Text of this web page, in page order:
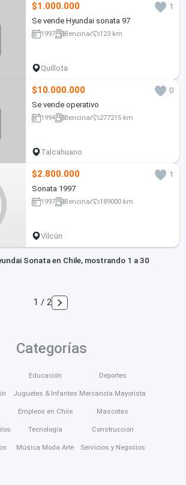
$1.000.000
1
Se vende Hyundai sonata 97
1997 Bencina 123 km
Quillota
$10.000.000
0
Se vende operativo
1994 Bencina 277215 km
Talcahuano
$2.800.000
1
Sonata 1997
1997 Bencina 189000 km
Vilcún
Sonata en Chile, mostrando 1 a 30
1 / 2
Categorías
Educación
Juguetes & Infantes
Empleos en Chile
Tecnología
Música Moda Arte
Deportes
Mercancía Mayorista
Mascotas
Construcción
Servicios y Negocios